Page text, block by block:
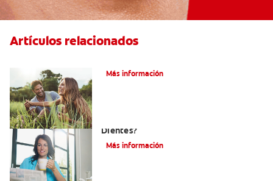
Artículos relacionados
Más información
Dientes?
Más información